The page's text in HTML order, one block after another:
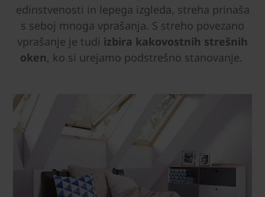
edinstvenosti in lepega izgleda, streha prinaša
s seboj mnoga vprašanja. S streho povezano
vprašanje je tudi izbira kakovostnih strešnih
oken, ko si urejamo podstrešno stanovanje.